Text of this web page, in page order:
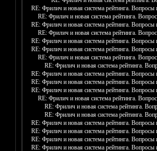
RE: Фрилич и новая система рейтинга. Вопросы
RE: Фрилич и новая система рейтинга.
RE: Фрилич и новая система рейтинга. Вопросы
RE: Фрилич и новая система рейтинга.
RE: Фрилич и новая система рейтинга. Вопросы
RE: Фрилич и новая система рейтинга. Вопросы
RE: Фрилич и новая система рейтинга.
RE: Фрилич и новая система рейтинга.
RE: Фрилич и новая система рейтинга. Вопросы
RE: Фрилич и новая система рейтинга. Вопросы
RE: Фрилич и новая система рейтинга. Вопросы
RE: Фрилич и новая система рейтинга.
RE: Фрилич и новая система рейтинга.
RE: Фрилич и новая система рейтинга.
RE: Фрилич и новая система рейтинга. Вопросы
RE: Фрилич и новая система рейтинга. Вопросы
RE: Фрилич и новая система рейтинга. Вопросы
RE: Фрилич и новая система рейтинга. Вопросы